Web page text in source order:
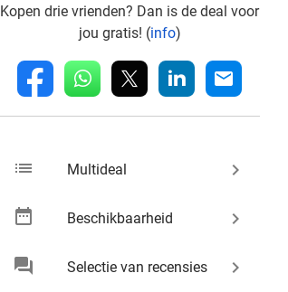
Kopen drie vrienden? Dan is de deal voor
jou gratis! (info)
fb whatsapp linkedin mail
list Multideal keyboard_arrow_right
date_range Beschikbaarheid keyboard_arrow_right
chat Selectie van recensies keyboard_arrow_right